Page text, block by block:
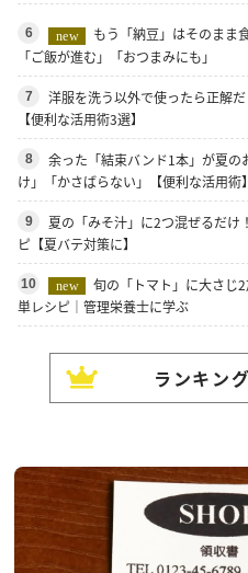
6 new
もう「納豆」はそのまま
「ご飯が進む」「おつまみにも」
7
洋服を洗う以外で使ったら正解
【便利な活用術3選】
8
余った「結束バンド1本」が夏
け」「かさばらない」【便利な活用術】
9
夏の「みそ汁」に2つ混ぜるだけ
ピ【夏バテ対策に】
10 new
旬の「トマト」に大さじ
単レシピ｜管理栄養士に学ぶ
ランキン